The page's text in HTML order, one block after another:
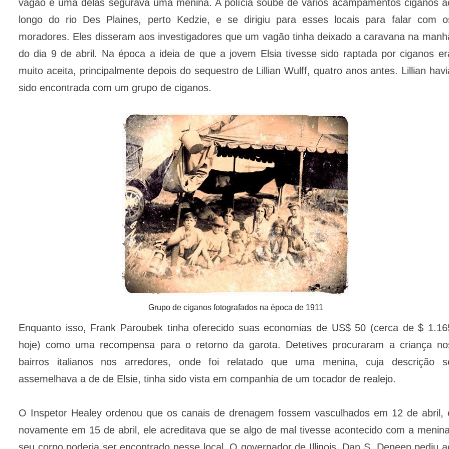
vagão e uma delas segurava uma menina. A polícia soube de vários acampamentos ciganos
longo do rio Des Plaines, perto Kedzie, e se dirigiu para esses locais para falar com
moradores. Eles disseram aos investigadores que um vagão tinha deixado a caravana na
do dia 9 de abril. Na época a ideia de que a jovem Elsia tivesse sido raptada por ciganos
muito aceita, principalmente depois do sequestro de Lillian Wulff, quatro anos antes. Lillian
sido encontrada com um grupo de ciganos.
Grupo de ciganos fotografados na época de 1911
Enquanto isso, Frank Paroubek tinha oferecido suas economias de US$ 50 (cerca de $
hoje) como uma recompensa para o retorno da garota. Detetives procuraram a criança
bairros italianos nos arredores, onde foi relatado que uma menina, cuja descrição
assemelhava a de de Elsie, tinha sido vista em companhia de um tocador de realejo.
O Inspetor Healey ordenou que os canais de drenagem fossem vasculhados em 12 de abril,
novamente em 15 de abril, ele acreditava que se algo de mal tivesse acontecido com a